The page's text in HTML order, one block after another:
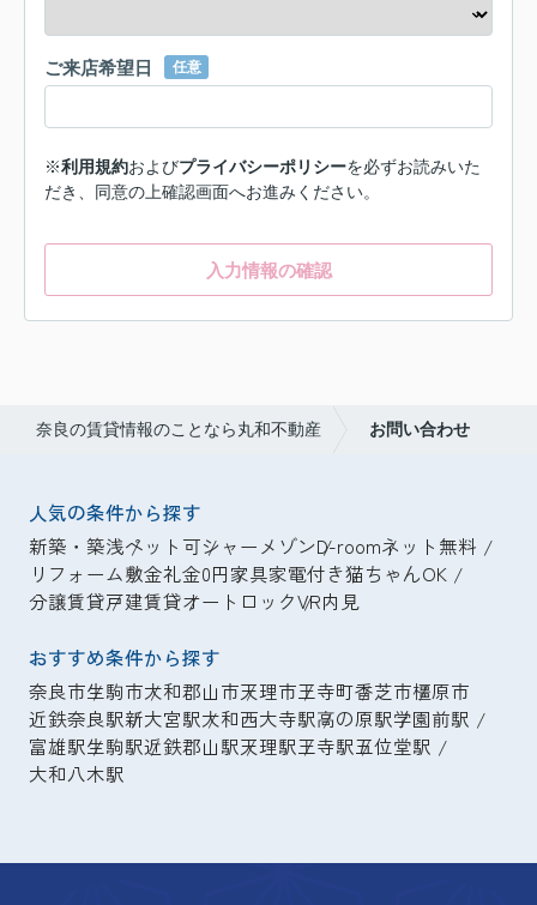
ご来店希望日 任意
※利用規約およびプライバシーポリシーを必ずお読みいた
だき、同意の上確認画面へお進みください。
入力情報の確認
奈良の賃貸情報のことなら丸和不動産 お問い合わせ
人気の条件から探す
新築・築浅ペット可シャーメゾンD-roomネット無料
リフォーム敷金礼金0円家具家電付き猫ちゃんOK
分譲賃貸戸建賃貸オートロックVR内見
おすすめ条件から探す
奈良市生駒市大和郡山市天理市王寺町香芝市橿原市
近鉄奈良駅新大宮駅大和西大寺駅高の原駅学園前駅
富雄駅生駒駅近鉄郡山駅天理駅王寺駅五位堂駅
大和八木駅